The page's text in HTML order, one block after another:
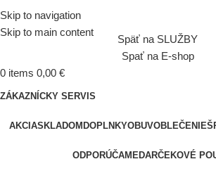
Skip to navigation
Skip to main content
Späť na SLUŽBY
Spať na E-shop
0 items 0,00 €
ZÁKAZNÍCKY SERVIS
AKCIASKLADOM DOPLNKYOBUVOBLEČENIE
ODPORÚČAMEDARČEKOVÉ